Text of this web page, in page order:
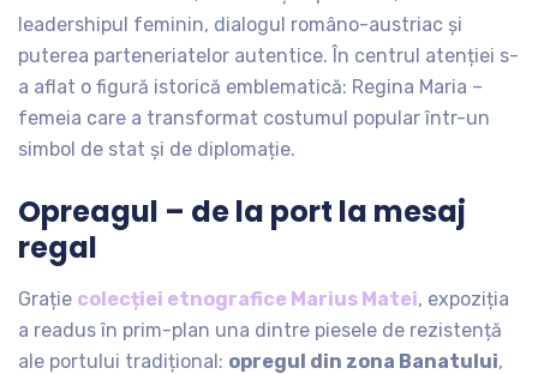
leadershipul feminin, dialogul româno-austriac și
puterea parteneriatelor autentice. În centrul atenției s-
a aflat o figură istorică emblematică: Regina Maria –
femeia care a transformat costumul popular într-un
simbol de stat și de diplomație.
Opreagul – de la port la mesaj
regal
Grație colecției etnografice Marius Matei, expoziția
a readus în prim-plan una dintre piesele de rezistență
ale portului tradițional: opregul din zona Banatului,